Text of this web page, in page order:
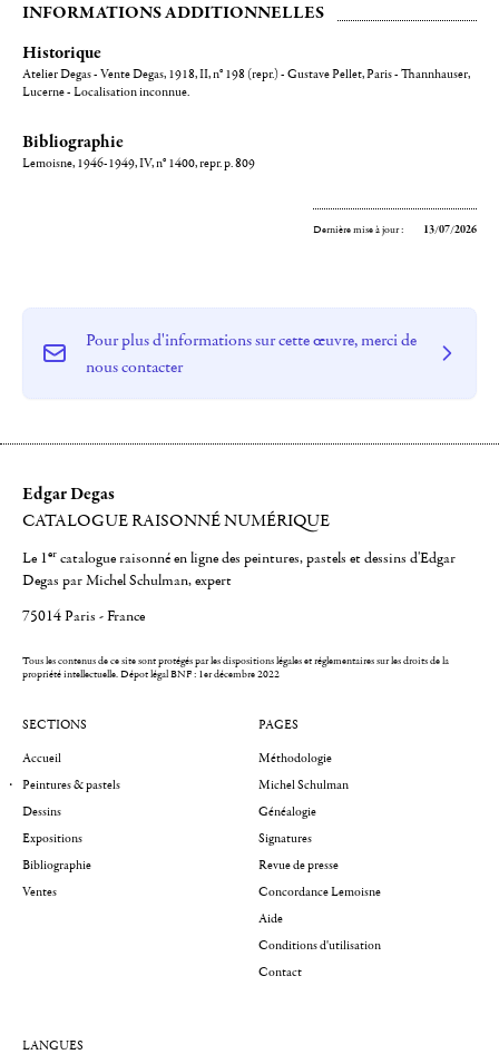
INFORMATIONS ADDITIONNELLES
Historique
Atelier Degas - Vente Degas, 1918, II, n° 198 (repr.) - Gustave Pellet, Paris - Thannhauser,
Lucerne - Localisation inconnue.
Bibliographie
Lemoisne, 1946-1949, IV, n° 1400, repr. p. 809
Dernière mise à jour : 13/07/2026
Pour plus d'informations sur cette œuvre, merci de
nous contacter
Edgar Degas
CATALOGUE RAISONNÉ NUMÉRIQUE
Le 1er catalogue raisonné en ligne des peintures, pastels et dessins d'Edgar
Degas par Michel Schulman, expert
75014 Paris - France
Tous les contenus de ce site sont protégés par les dispositions légales et réglementaires sur les droits de la
propriété intellectuelle.Dépot légal BNF : 1er décembre 2022
SECTIONS
Accueil
Peintures & pastels
Dessins
Expositions
Bibliographie
Ventes
PAGES
Méthodologie
Michel Schulman
Généalogie
Signatures
Revue de presse
Concordance Lemoisne
Aide
Conditions d'utilisation
Contact
LANGUES